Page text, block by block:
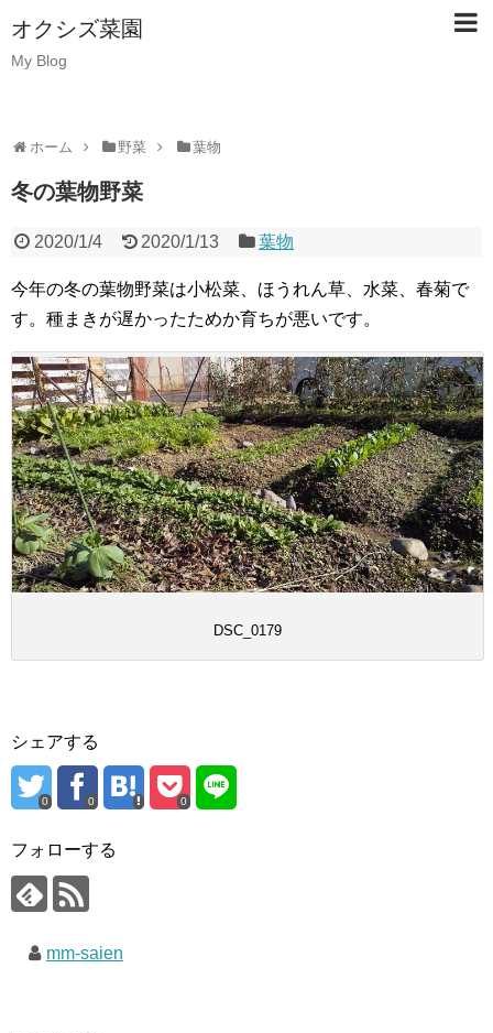
オクシズ菜園
My Blog
ホーム 野菜 葉物
冬の葉物野菜
2020/1/4 2020/1/13 葉物
今年の冬の葉物野菜は小松菜、ほうれん草、水菜、春菊で
す。種まきが遅かったためか育ちが悪いです。
DSC_0179
シェアする
0 0 0
フォローする
mm-saien